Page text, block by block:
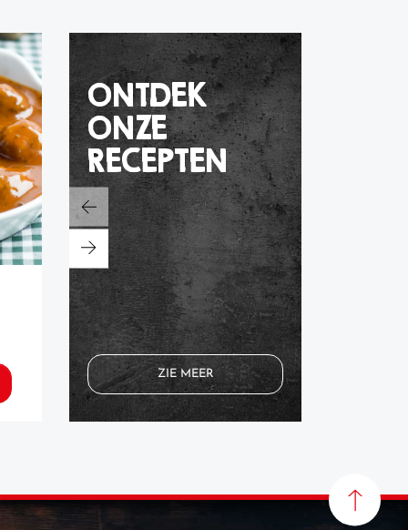
ONTDEK
ONZE
RECEPTEN
ZIE MEER
pizza pasta salade
BEKIJK HET RECEPT